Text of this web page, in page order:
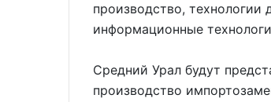
производство,
информационные
Средний Урал будут
производство